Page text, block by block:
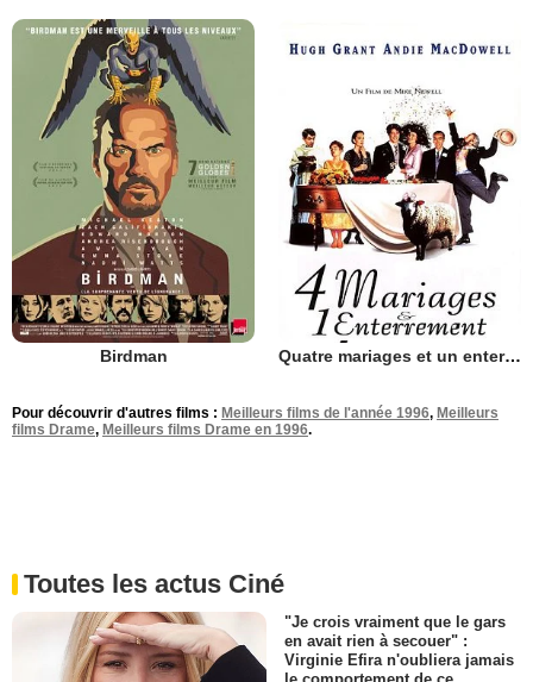
Birdman Quatre mariages et un enterrement
Pour découvrir d'autres films : Meilleurs films de l'année 1996, Meilleurs
films Drame, Meilleurs films Drame en 1996.
Toutes les actus Ciné
"Je crois vraiment que le gars
en avait rien à secouer" :
Virginie Efira n'oubliera jamais